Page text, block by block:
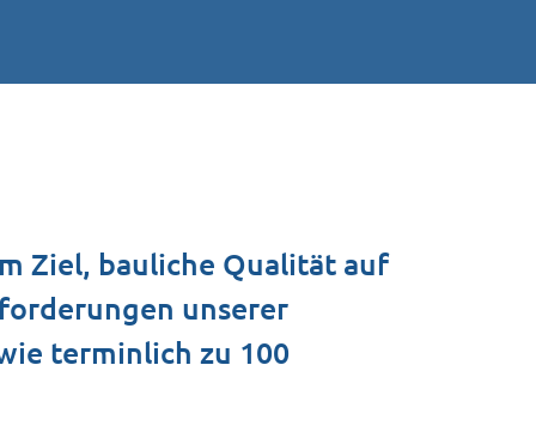
Ziel, bauliche Qualität auf
unserer
terminlich zu 100